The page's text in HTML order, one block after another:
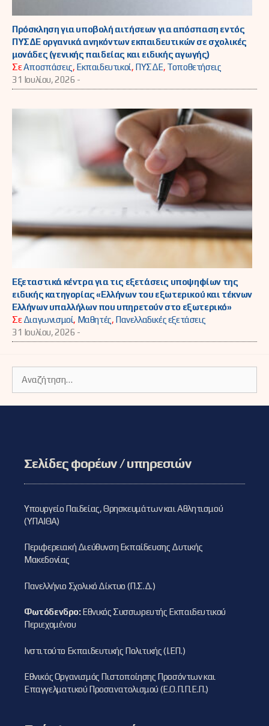
Πρόσκληση για υποβολή αιτήσεων για απόσπαση εντός
ΠΥΣΔΕ οργανικά ανηκόντων εκπαιδευτικών σε σχολικές
μονάδες (γενικής παιδείας και ειδικής αγωγής)
ΣεΑποσπάσεις, Εκπαιδευτικοί, ΠΥΣΔΕ, Τοποθετήσεις
31 Ιουλίου, 2026 -
Εξεταστικά κέντρα για τις εξετάσεις υποψηφίων της
ειδικής κατηγορίας «Ελλήνων του εξωτερικού και τέκνων
Ελλήνων υπαλλήλων που υπηρετούν στο εξωτερικό»
ΣεΔιαγωνισμοί, Μαθητές, Πανελλαδικές εξετάσεις
31 Ιουλίου, 2026 -
για:
Σελίδες φορέων / υπηρεσιών
Υπουργείο Παιδείας, Θρησκευμάτων και Αθλητισμού
(ΥΠΑΙΘΑ)
Περιφερειακή Διεύθυνση Εκπαίδευσης Δυτικής
Μακεδονίας
Πανελλήνιο Σχολικό Δίκτυο (Π.Σ.Δ.)
Φωτόδενδρο:Εθνικός Συσσωρευτής Εκπαιδευτικού
Περιεχομένου
Ινστιτούτο Εκπαιδευτικής Πολιτικής (Ι.ΕΠ.)
Εθνικός Οργανισμός Πιστοποίησης Προσόντων και
Επαγγελματικού Προσανατολισμού (Ε.Ο.Π.Π.Ε.Π.)